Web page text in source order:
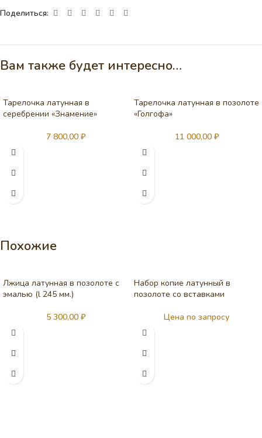
Поделиться:
Вам также будет интересно…
Тарелочка латунная в
серебрении «Знамение»
7 800,00 ₽
Тарелочка латунная в позолоте
«Голгофа»
11 000,00 ₽
Похожие
Лжица латунная в позолоте с
эмалью (l 245 мм.)
5 300,00 ₽
Набор копие латунный в
позолоте со вставками
Цена по запросу